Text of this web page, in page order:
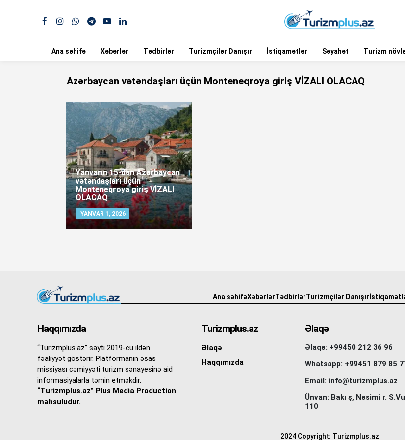
Ana səhifə Xəbərlər Tədbirlər Turizmçilər Danışır İstiqamətlər Səyahət Turizm
Azərbaycan vətəndaşları üçün Monteneqroya giriş VİZALI OLACAQ
Yanvarın 15-dən Azərbaycan
vətəndaşları üçün
Monteneqroya giriş VİZALI
OLACAQ
YANVAR 1, 2026
Ana səhifəXəbərlərTədbirlərTurizmçilər Danışır
Haqqımızda
“Turizmplus.az” saytı 2019-cu ildən
fəaliyyət göstərir. Platformanın əsas
missiyası cəmiyyəti turizm sənayesinə aid
informasiyalarla təmin etməkdir.
“Turizmplus.az” Plus Media Production
məhsuludur.
Turizmplus.az
Əlaqə
Haqqımızda
Əlaqə
Əlaqə: +99450 212 36 96
Whatsapp: +99451 879 85
Email: info@turizmplus.az
Ünvan: Bakı ş, Nəsimi r.
110
2024 Copyright: Turizmplus.az